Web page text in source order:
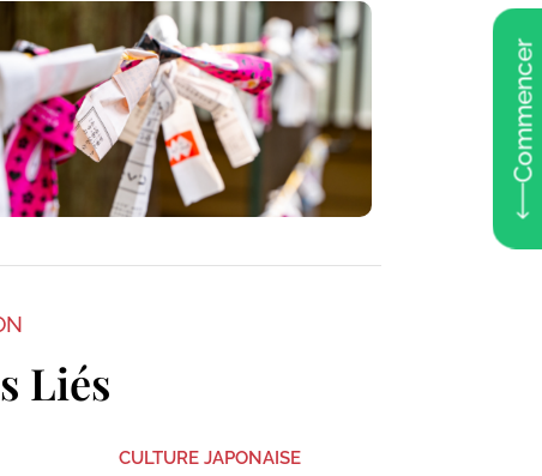
Commencer
Liés
CULTURE JAPONAISE